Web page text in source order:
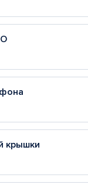
крышки